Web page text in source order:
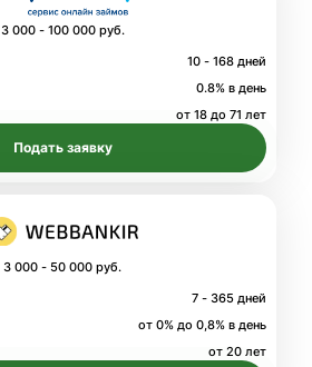
3 000 - 100 000 руб.
10 - 168 дней
0.8% в день
от 18 до 71 лет
Подать заявку
3 000 - 50 000 руб.
7 - 365 дней
от 0% до 0,8% в день
от 20 лет